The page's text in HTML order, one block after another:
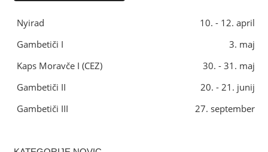
Nyirad
10. - 12. april
Gambetiči I
3. maj
Kaps Moravče I (CEZ)
30. - 31. maj
Gambetiči II
20. - 21. junij
Gambetiči III
27. september